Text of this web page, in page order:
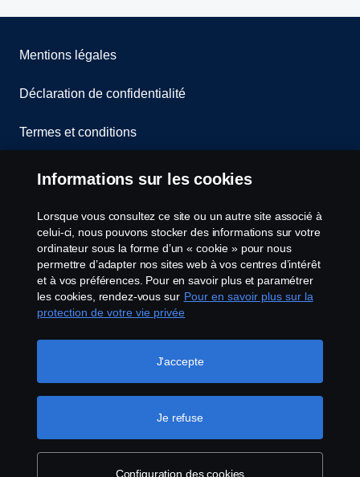
Mentions légales
Déclaration de confidentialité
Termes et conditions
Contactez-nous
Lanceurs d’alerte
Politique de cookies
Configuration des cookies
© Copyright Scania 2026 Tous droits réservés.
Scania France SAS, 11 allée du Président Chirac,
49100 Angers, France, Tél. : +33 (0)2 41 41 33 33
Informations sur les cookies
Lorsque vous consultez ce site ou un autre site associé à
celui-ci, nous pouvons stocker des informations sur votre
ordinateur sous la forme d’un « cookie » pour nous
permettre d’adapter nos sites web à vos centres d’intérêt
et à vos préférences. Pour en savoir plus et paramétrer
les cookies, rendez-vous sur Pour en savoir plus sur la
protection de votre vie privée
Configuration des cookies
Je refuse
J'accepte